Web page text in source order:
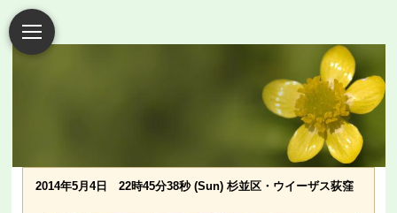
2014年5月4日 22時45分38秒 (Sun) 杉並区・ウイーザス荻窪